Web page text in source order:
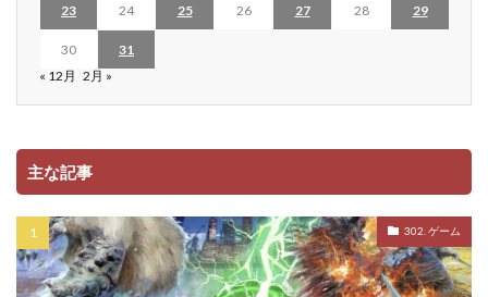
23 24 25 26 27 28 29
30
31
« 12月 2月 »
主な記事
302. ゲーム